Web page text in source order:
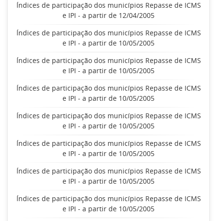
Índices de participação dos municípios Repasse de ICMS
e IPI - a partir de 12/04/2005
Índices de participação dos municípios Repasse de ICMS
e IPI - a partir de 10/05/2005
Índices de participação dos municípios Repasse de ICMS
e IPI - a partir de 10/05/2005
Índices de participação dos municípios Repasse de ICMS
e IPI - a partir de 10/05/2005
Índices de participação dos municípios Repasse de ICMS
e IPI - a partir de 10/05/2005
Índices de participação dos municípios Repasse de ICMS
e IPI - a partir de 10/05/2005
Índices de participação dos municípios Repasse de ICMS
e IPI - a partir de 10/05/2005
Índices de participação dos municípios Repasse de ICMS
e IPI - a partir de 10/05/2005